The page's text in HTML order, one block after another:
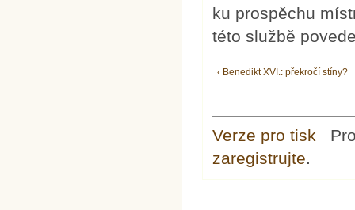
ku prospěchu
této službě
‹ Benedikt XVI.: překročí stíny?
Verze pro tisk
zaregistrujte